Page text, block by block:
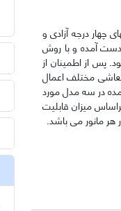
چهار درجه آزادی و
دست آمده و با روش
پس از اطمینان از
مختلف اعمال
در سه مدل مورد
میزان قابلیت
هر مانور می باشد.